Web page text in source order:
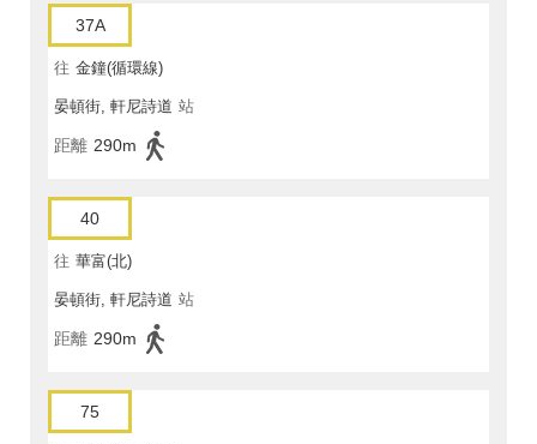
37A
往 金鐘(循環線)
晏頓街, 軒尼詩道 站
距離 290m
40
往 華富(北)
晏頓街, 軒尼詩道 站
距離 290m
75